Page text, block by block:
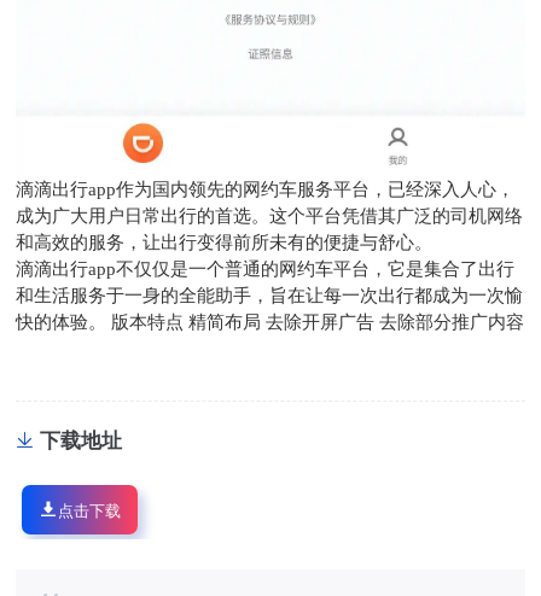
滴滴出行app作为国内领先的网约车服务平台，已经深入人心，
成为广大用户日常出行的首选。这个平台凭借其广泛的司机网络
和高效的服务，让出行变得前所未有的便捷与舒心。
滴滴出行app不仅仅是一个普通的网约车平台，它是集合了出行
和生活服务于一身的全能助手，旨在让每一次出行都成为一次愉
快的体验。 版本特点 精简布局 去除开屏广告 去除部分推广内容
下载地址
点击下载